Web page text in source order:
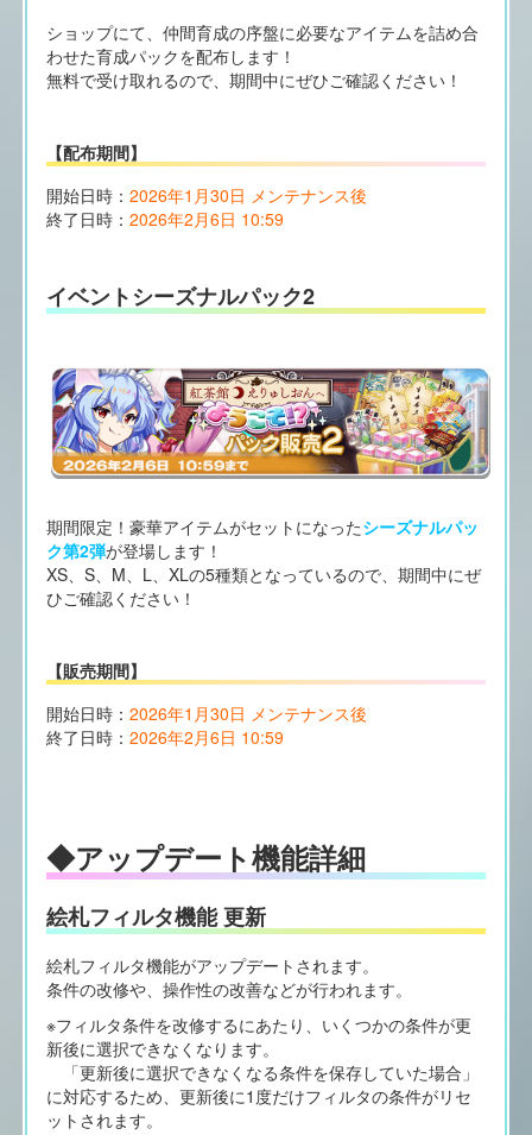
ショップにて、仲間育成の序盤に必要なアイテムを詰め合
わせた育成パックを配布します！
無料で受け取れるので、期間中にぜひご確認ください！
【配布期間】
開始日時： 2026年1月30日 メンテナンス後
終了日時： 2026年2月6日 10:59
イベントシーズナルパック2
期間限定！豪華アイテムがセットになったシーズナルパッ
ク第2弾が登場します！
XS、S、M、L、XLの5種類となっているので、期間中にぜ
ひご確認ください！
【販売期間】
開始日時： 2026年1月30日 メンテナンス後
終了日時： 2026年2月6日 10:59
◆アップデート機能詳細
絵札フィルタ機能 更新
絵札フィルタ機能がアップデートされます。
条件の改修や、操作性の改善などが行われます。
※フィルタ条件を改修するにあたり、いくつかの条件が更
新後に選択できなくなります。
「更新後に選択できなくなる条件を保存していた場合」
に対応するため、更新後に1度だけフィルタの条件がリセ
ットされます。